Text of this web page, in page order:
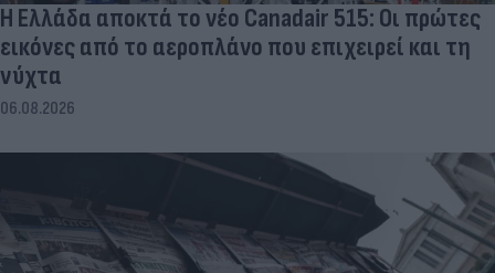
Η Ελλάδα αποκτά το νέο Canadair 515: Οι πρώτες
εικόνες από το αεροπλάνο που επιχειρεί και τη
νύχτα
06.08.2026